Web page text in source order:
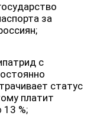
за
с
статус
платит
%;